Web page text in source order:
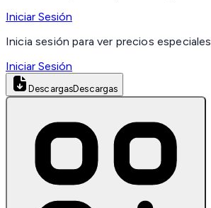
Iniciar Sesión
Inicia sesión para ver precios especiales
Iniciar Sesión
DescargasDescargas